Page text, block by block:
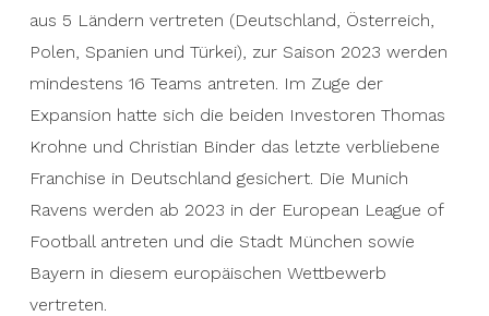
aus 5 Ländern vertreten (Deutschland, Österreich,
Polen, Spanien und Türkei), zur Saison 2023 werden
mindestens 16 Teams antreten. Im Zuge der
Expansion hatte sich die beiden Investoren Thomas
Krohne und Christian Binder das letzte verbliebene
Franchise in Deutschland gesichert. Die Munich
Ravens werden ab 2023 in der European League of
Football antreten und die Stadt München sowie
Bayern in diesem europäischen Wettbewerb
vertreten.